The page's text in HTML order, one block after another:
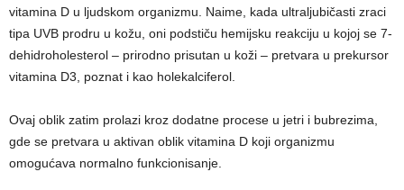
vitamina D u ljudskom organizmu. Naime, kada ultraljubičasti zraci
tipa UVB prodru u kožu, oni podstiču hemijsku reakciju u kojoj se 7-
dehidroholesterol – prirodno prisutan u koži – pretvara u prekursor
vitamina D3, poznat i kao holekalciferol.
Ovaj oblik zatim prolazi kroz dodatne procese u jetri i bubrezima,
gde se pretvara u aktivan oblik vitamina D koji organizmu
omogućava normalno funkcionisanje.